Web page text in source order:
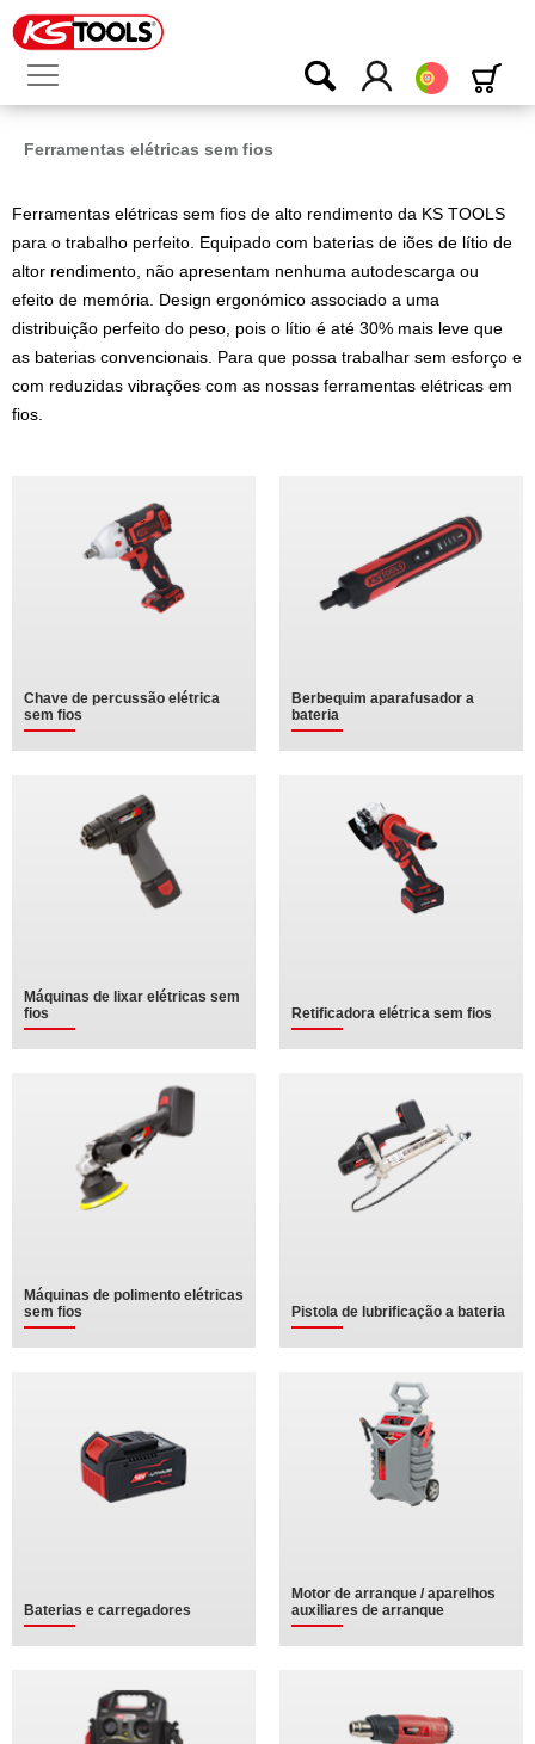
Português
Ferramentas elétricas sem fios
Ferramentas elétricas sem fios de alto rendimento da KS TOOLS
para o trabalho perfeito. Equipado com baterias de iões de lítio de
altor rendimento, não apresentam nenhuma autodescarga ou
efeito de memória. Design ergonómico associado a uma
distribuição perfeito do peso, pois o lítio é até 30% mais leve que
as baterias convencionais. Para que possa trabalhar sem esforço e
com reduzidas vibrações com as nossas ferramentas elétricas em
fios.
Chave de percussão elétrica
sem fios
Berbequim aparafusador a
bateria
Máquinas de lixar elétricas sem
fios
Retificadora elétrica sem fios
Máquinas de polimento elétricas
sem fios
Pistola de lubrificação a bateria
Baterias e carregadores
Motor de arranque / aparelhos
auxiliares de arranque